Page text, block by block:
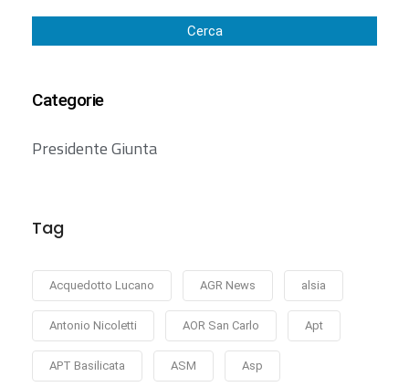
Cerca
Categorie
Presidente Giunta
Tag
Acquedotto Lucano AGR News alsia
Antonio Nicoletti AOR San Carlo Apt
APT Basilicata ASM Asp